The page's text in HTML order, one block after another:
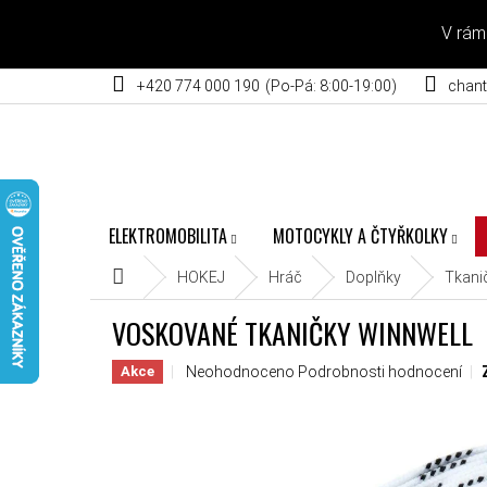
V
+420 774 000 190
ELEKTROMOBILITA MOTOCYKLY A ČTYŘKOLKY
Domů HOKEJ Hráč Doplňky
VOSKOVANÉ TKANIČKY WINNWELL
Akce Průměrné hodnocení produktu je 0,0 z 5
Neohodnoceno Podrobnosti hodnocení